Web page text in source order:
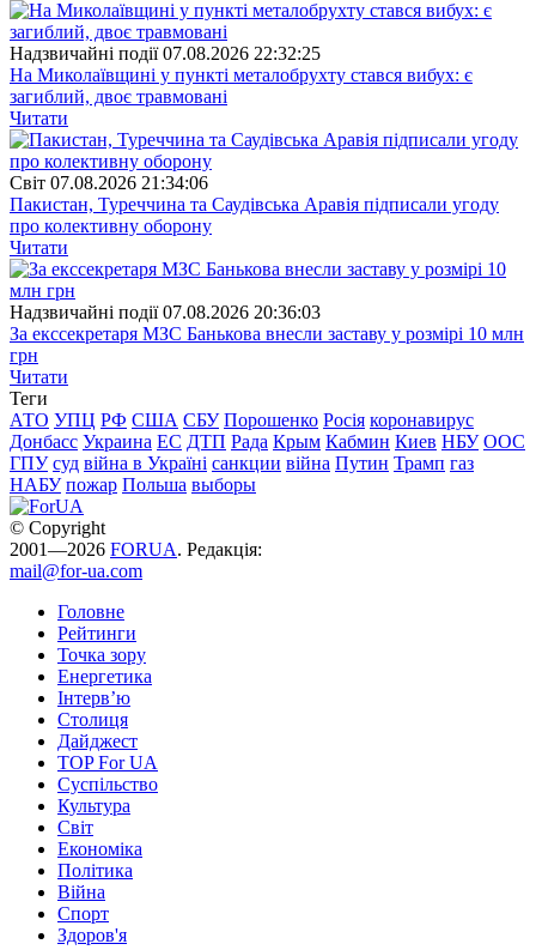
Надзвичайні події 07.08.2026 22:32:25
На Миколаївщині у пункті металобрухту стався вибух: є
загиблий, двоє травмовані
Читати
Свiт 07.08.2026 21:34:06
Пакистан, Туреччина та Саудівська Аравія підписали угоду
про колективну оборону
Читати
Надзвичайні події 07.08.2026 20:36:03
За екссекретаря МЗС Банькова внесли заставу у розмірі 10 млн
грн
Читати
Теги
АТО УПЦ РФ США СБУ Порошенко Росія коронавирус
Донбасс Украина ЕС ДТП Рада Крым Кабмин Киев НБУ ООС
ГПУ суд війна в Україні санкции війна Путин Трамп газ
НАБУ пожар Польша выборы
© Copyright
2001—2026 FORUA. Редакція:
mail@for-ua.com
Головне
Рейтинги
Точка зору
Енергетика
Інтерв’ю
Столиця
Дайджест
TOP For UA
Суспiльство
Культура
Світ
Економіка
Політика
Війна
Спорт
Здоров'я